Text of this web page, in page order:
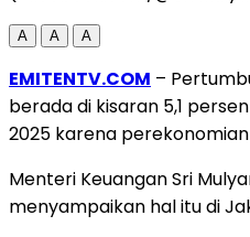
A A A
EMITENTV.COM –
berada di kisaran 5,1
2025 karena
Menteri Keuangan Sri
menyampaikan hal itu di